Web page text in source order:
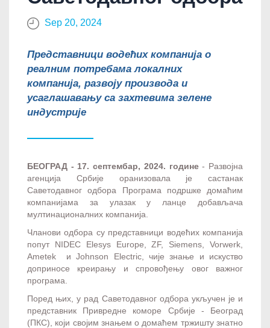
Sep 20, 2024
Представници водећих компанија о
реалним потребама локалних
компанија, развоју производа и
усаглашавању са захтевима зелене
индустрије
БЕОГРАД - 17. септембар, 2024. године- Развојна
агенција Србије оранизовала је састанак
Саветодавног одбора Програма подршке домаћим
компанијама за улазак у ланце добављача
мултинационалних компанија.
Чланови одбора су представници водећих компанија
попут NIDEC Elesys Europe, ZF, Siemens, Vorwerk,
Ametek и Johnson Electric, чије знање и искуство
доприносе креирању и спровођењу овог важног
програма.
Поред њих, у рад Саветодавног одбора укључен је и
представник Привредне коморе Србије - Београд
(ПКС), који својим знањем о домаћем тржишту знатно